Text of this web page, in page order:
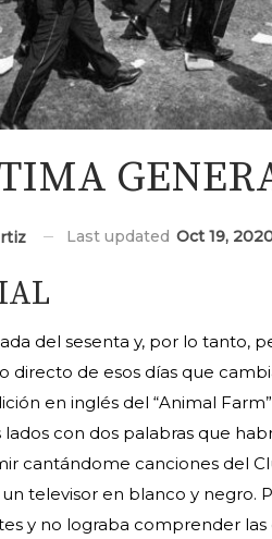
Last updated Oct 19,
del sesenta y, por lo tanto,
directo de esos días que
en inglés del “Animal
con dos palabras que
cantándome canciones del
televisor en blanco y negro.
y no lograba comprender